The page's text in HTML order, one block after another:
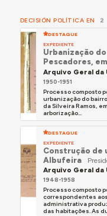
DECISIÓN POLÍTICA EN 2
DESTAQUE
EXPEDIENTE
Urbanização
Pescadores,
Arquivo Geral da
1950-1951
Processo composto
urbanização do
da Silveira Ramos,
arborização...
DESTAQUE
EXPEDIENTE
Construção de
Albufeira
Arquivo Geral da
1948-1958
Processo composto
correspondentes
administrativa
das habitações. As